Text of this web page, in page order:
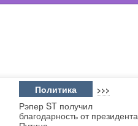
Политика >>>
Рэпер ST получил
благодарность от президента